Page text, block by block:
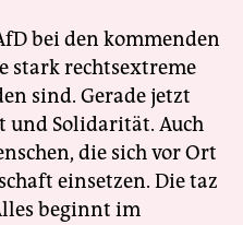
bei den kommenden
stark rechtsextreme
sind. Gerade jetzt
und Solidarität. Auch
die sich vor Ort
einsetzen. Die taz
beginnt im